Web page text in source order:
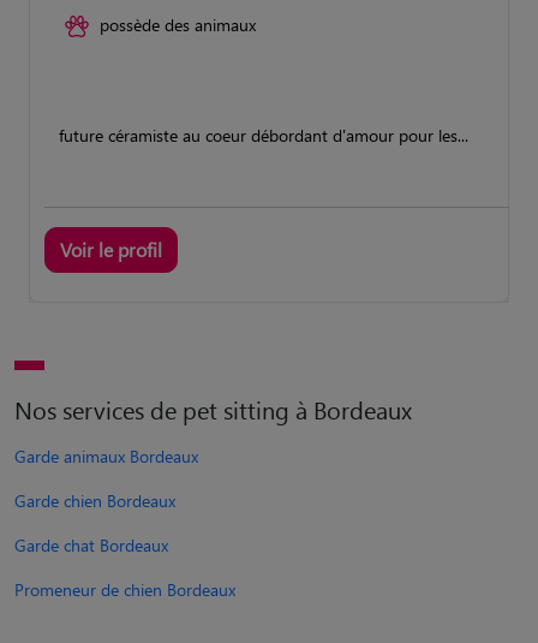
possède des animaux
future céramiste au coeur débordant d'amour pour les...
Voir le profil
Nos services de pet sitting à Bordeaux
Garde animaux Bordeaux
Garde chien Bordeaux
Garde chat Bordeaux
Promeneur de chien Bordeaux